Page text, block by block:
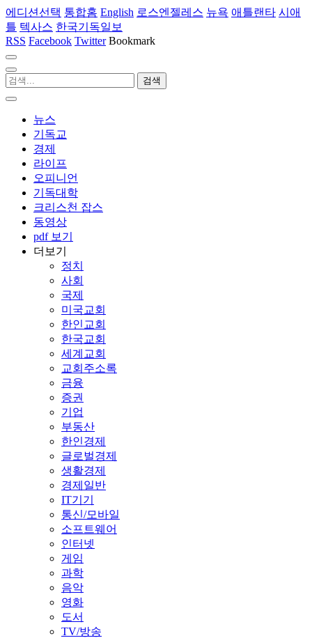
에디션선택 통합홈 English 로스엔젤레스 뉴욕 애틀랜타 시애
틀 텍사스 한국기독일보
RSS Facebook Twitter Bookmark
뉴스
기독교
경제
라이프
오피니언
기독대학
크리스천 잡스
동영상
pdf 보기
더보기
정치
사회
국제
미국교회
한인교회
한국교회
세계교회
교회주소록
금융
증권
기업
부동산
한인경제
글로벌경제
생활경제
경제일반
IT기기
통신/모바일
소프트웨어
인터넷
게임
과학
음악
영화
도서
TV/방송